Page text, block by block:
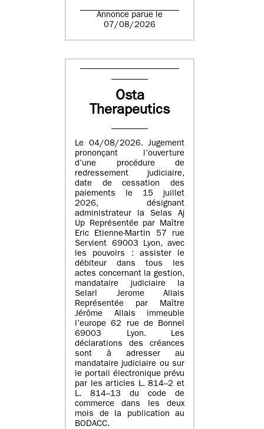
Annonce parue le
07/08/2026
Osta
Therapeutics
Le 04/08/2026. Jugement
prononçant l’ouverture
d’une procédure de
redressement judiciaire,
date de cessation des
paiements le 15 juillet
2026, désignant
administrateur la Selas Aj
Up Représentée par Maître
Eric Etienne-Martin 57 rue
Servient 69003 Lyon, avec
les pouvoirs : assister le
débiteur dans tous les
actes concernant la gestion,
mandataire judiciaire la
Selarl Jerome Allais
Représentée par Maître
Jérôme Allais immeuble
l’europe 62 rue de Bonnel
69003 Lyon. Les
déclarations des créances
sont à adresser au
mandataire judiciaire ou sur
le portail électronique prévu
par les articles L. 814–2 et
L. 814–13 du code de
commerce dans les deux
mois de la publication au
BODACC.